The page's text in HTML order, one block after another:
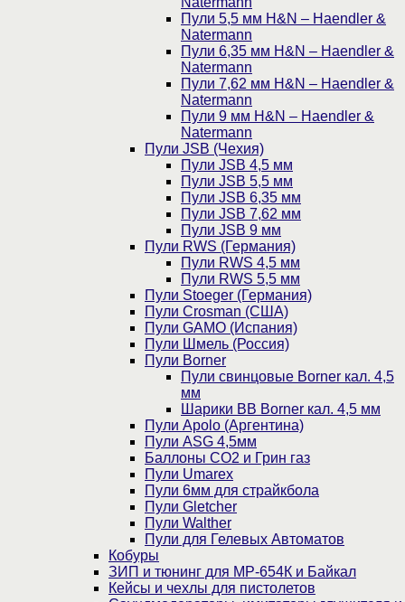
Пули 5,5 мм H&N – Haendler &
Natermann
Пули 6,35 мм H&N – Haendler &
Natermann
Пули 7,62 мм H&N – Haendler &
Natermann
Пули 9 мм H&N – Haendler &
Natermann
Пули JSB (Чехия)
Пули JSB 4,5 мм
Пули JSB 5,5 мм
Пули JSB 6,35 мм
Пули JSB 7,62 мм
Пули JSB 9 мм
Пули RWS (Германия)
Пули RWS 4,5 мм
Пули RWS 5,5 мм
Пули Stoeger (Германия)
Пули Crosman (США)
Пули GAMO (Испания)
Пули Шмель (Россия)
Пули Borner
Пули свинцовые Borner кал. 4,5
мм
Шарики BB Borner кал. 4,5 мм
Пули Apolo (Аргентина)
Пули ASG 4,5мм
Баллоны CO2 и Грин газ
Пули Umarex
Пули 6мм для страйкбола
Пули Gletcher
Пули Walther
Пули для Гелевых Автоматов
Кобуры
ЗИП и тюнинг для МР-654К и Байкал
Кейсы и чехлы для пистолетов